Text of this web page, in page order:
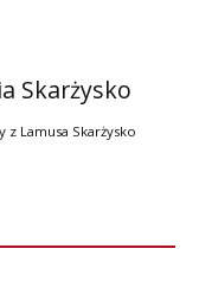
Skarżysko
z Lamusa Skarżysko